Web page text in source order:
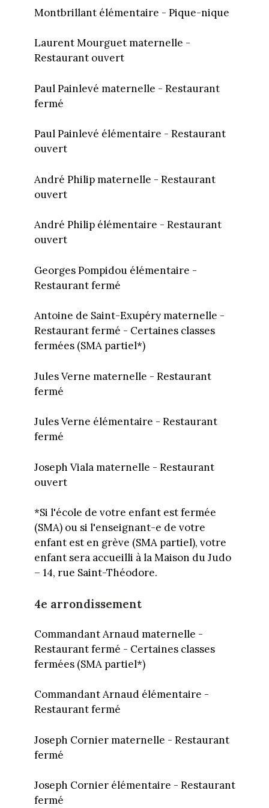
Montbrillant élémentaire - Pique-nique
Laurent Mourguet maternelle -
Restaurant ouvert
Paul Painlevé maternelle - Restaurant
fermé
Paul Painlevé élémentaire - Restaurant
ouvert
André Philip maternelle - Restaurant
ouvert
André Philip élémentaire - Restaurant
ouvert
Georges Pompidou élémentaire -
Restaurant fermé
Antoine de Saint-Exupéry maternelle -
Restaurant fermé - Certaines classes
fermées (SMA partiel*)
Jules Verne maternelle - Restaurant
fermé
Jules Verne élémentaire - Restaurant
fermé
Joseph Viala maternelle - Restaurant
ouvert
*Si l'école de votre enfant est fermée
(SMA) ou si l'enseignant-e de votre
enfant est en grève (SMA partiel), votre
enfant sera accueilli à la Maison du Judo
– 14, rue Saint-Théodore.
4e arrondissement
Commandant Arnaud maternelle -
Restaurant fermé - Certaines classes
fermées (SMA partiel*)
Commandant Arnaud élémentaire -
Restaurant fermé
Joseph Cornier maternelle - Restaurant
fermé
Joseph Cornier élémentaire - Restaurant
fermé